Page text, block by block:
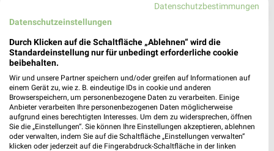
❯
PENNY Prospekt für Stuttgart ab Mo.
Datenschutzbestimmungen
Datenschutzeinstellungen
Durch Klicken auf die Schaltfläche „Ablehnen“ wird die
Standardeinstellung nur für unbedingt erforderliche cookie
beibehalten.
Wir und unsere Partner speichern und/oder greifen auf Informationen auf
einem Gerät zu, wie z. B. eindeutige IDs in cookie und anderen
Browserspeichern, um personenbezogene Daten zu verarbeiten. Einige
Anbieter verarbeiten Ihre personenbezogenen Daten möglicherweise
aufgrund eines berechtigten Interesses. Um dem zu widersprechen, öffnen
Sie die „Einstellungen“. Sie können Ihre Einstellungen akzeptieren, ablehnen
oder verwalten, indem Sie auf die Schaltfläche „Einstellungen verwalten“
klicken oder jederzeit auf die Fingerabdruck-Schaltfläche in der linken